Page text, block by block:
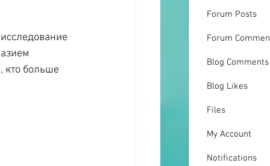
кто больше
Forum Posts
Forum
Blog Comments
Blog Likes
Files
My Account
Notifications